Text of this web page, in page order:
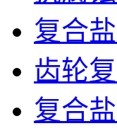
复合
齿轮
复合